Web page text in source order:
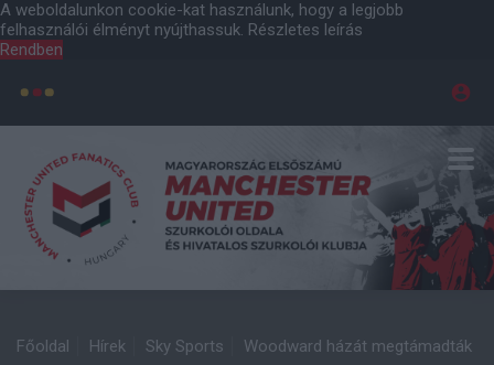
A weboldalunkon cookie-kat használunk, hogy a legjobb
felhasználói élményt nyújthassuk. Részletes leírás
Rendben
Főoldal Hírek Sky Sports Woodward házát megtámadták